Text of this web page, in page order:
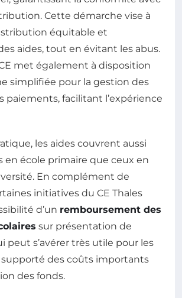
Cette démarche vise à
équitable et
aides, tout en évitant les abus.
met également à disposition
simplifiée pour la gestion des
paiements, facilitant l’expérience
les aides couvrent aussi
en école primaire que ceux en
En complément de
initiatives du CE Thales
d’un remboursement des
sur présentation de
peut s’avérer très utile pour les
des coûts importants
des fonds.